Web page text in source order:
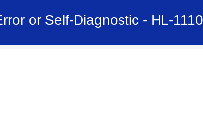
or Self-Diagnostic - HL-1110